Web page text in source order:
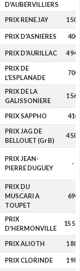
D'AUBERVILLIERS
PRIX RENE JAY 1 500
PRIX D'ASNIERES 400
PRIX D'AURILLAC 4 940
PRIX DE
L'ESPLANADE
700
PRIX DE LA
GALISSONIERE
1 560
PRIX SAPPHO 410
PRIX JAG DE
BELLOUET (Gr B)
4 500
PRIX JEAN-
PIERRE DUGUEY
-
PRIX DU
MUSCARI A
TOUPET
690
PRIX
D'HERMONVILLE
15
PRIX ALIOTH 1 800
PRIX CLORINDE 1 980